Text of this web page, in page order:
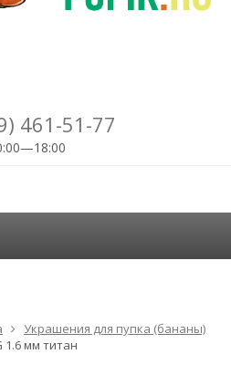
461-51-77
Украшения для пупка (бананы)
мм титан